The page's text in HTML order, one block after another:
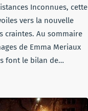
Inconnues, cette
vers la nouvelle
craintes. Au sommaire
de Emma Meriaux
font le bilan de…